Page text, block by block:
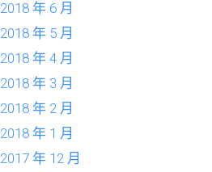
2018 年 6 月
2018 年 5 月
2018 年 4 月
2018 年 3 月
2018 年 2 月
2018 年 1 月
2017 年 12 月